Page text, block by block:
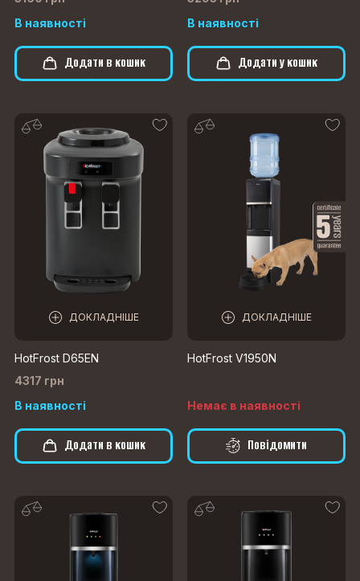
В наявності
Додати в кошик
В наявності
Додати у кошик
ДОКЛАДНІШЕ ДОКЛАДНІШЕ
HotFrost D65EN
HotFrost V1950N
4317 грн
В наявності
Додати в кошик
Немає в наявності
Повідомити